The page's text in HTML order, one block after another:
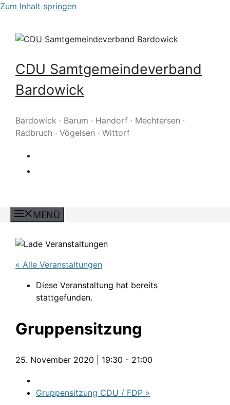
Zum Inhalt springen
CDU Samtgemeindeverband
Bardowick
Bardowick · Barum · Handorf · Mechtersen ·
Radbruch · Vögelsen · Wittorf
MENÜ
« Alle Veranstaltungen
Diese Veranstaltung hat bereits
stattgefunden.
Gruppensitzung
25. November 2020 | 19:30 - 21:00
Gruppensitzung CDU / FDP »